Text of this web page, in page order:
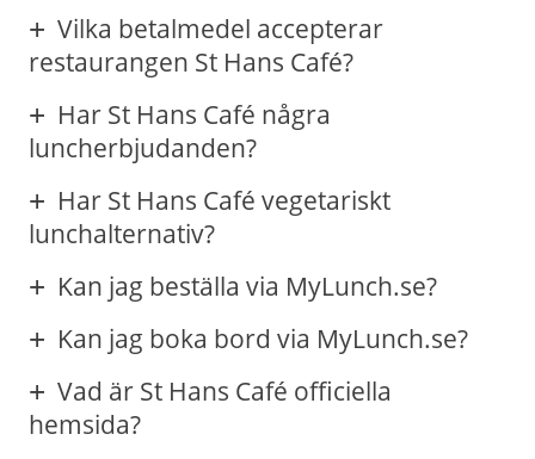
Vilka betalmedel accepterar
restaurangen St Hans Café?
Har St Hans Café några
luncherbjudanden?
Har St Hans Café vegetariskt
lunchalternativ?
Kan jag beställa via MyLunch.se?
Kan jag boka bord via MyLunch.se?
Vad är St Hans Café officiella
hemsida?